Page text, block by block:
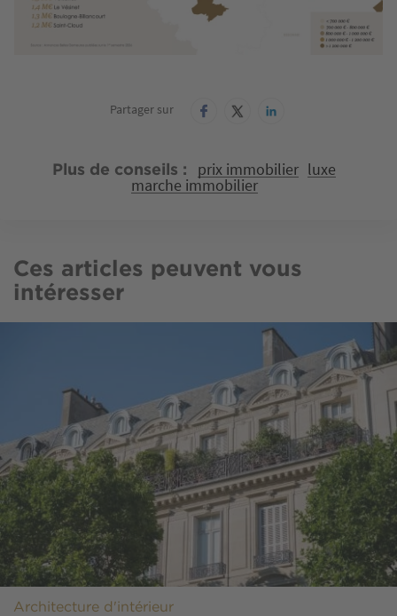
Partager sur
Plus de conseils prix immobilier luxe
marche immobilier
Ces articles peuvent vous
intéresser
Architecture d'intérieur